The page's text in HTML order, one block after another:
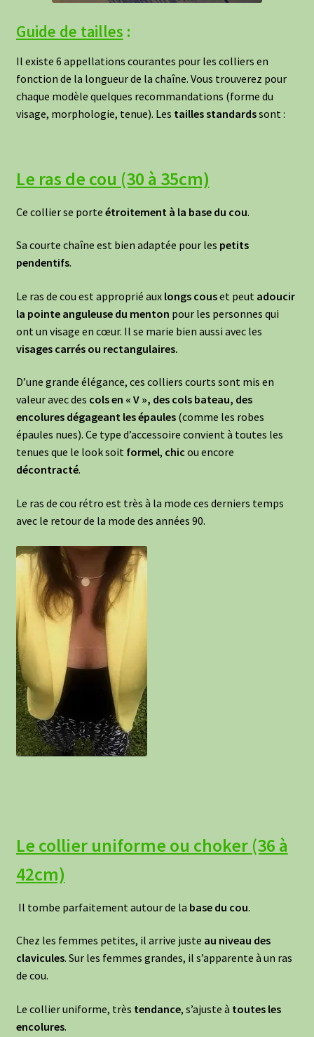
Guide de tailles :
Il existe 6 appellations courantes pour les colliers en
fonction de la longueur de la chaîne. Vous trouverez pour
chaque modèle quelques recommandations (forme du
visage, morphologie, tenue). Les tailles standardssont :
Le ras de cou (30 à 35cm)
Ce collier se porte étroitement à la base du cou.
Sa courte chaîne est bien adaptée pour les petits
pendentifs.
Le ras de cou est approprié aux longs couset peut adoucir
la pointe anguleuse du menton pour les personnes qui
ont un visage en cœur. Il se marie bien aussi avec les
visages carrés ou rectangulaires.
D’une grande élégance, ces colliers courts sont mis en
valeur avec des cols en « V », des cols bateau, des
encolures dégageant les épaules(comme les robes
épaules nues). Ce type d’accessoire convient à toutes les
tenues que le look soit formel, chic ou encore
décontracté.
Le ras de cou rétro est très à la mode ces derniers temps
avec le retour de la mode des années 90.
Le collier uniforme ou choker (36 à
42cm)
Il tombe parfaitement autour de la base du cou.
Chez les femmes petites, il arrive juste au niveau des
clavicules. Sur les femmes grandes, il s’apparente à un ras
de cou.
Le collier uniforme, très tendance, s’ajuste à toutes les
encolures.